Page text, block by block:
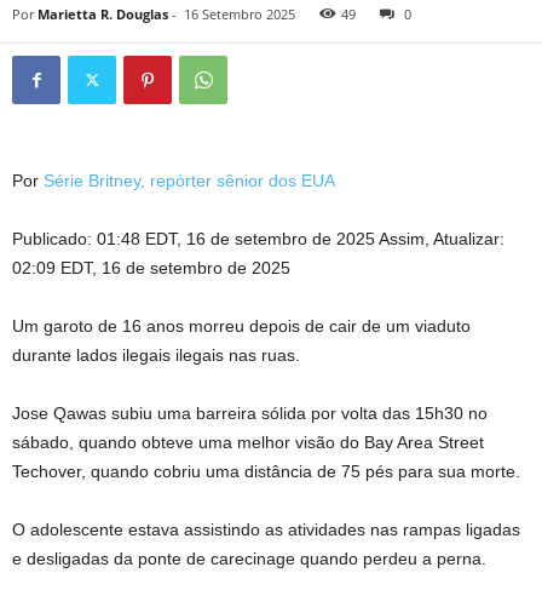
Por Marietta R. Douglas - 16 Setembro 2025 49 0
Por Série Britney, repórter sênior dos EUA
Publicado: 01:48 EDT, 16 de setembro de 2025Assim, Atualizar:
02:09 EDT, 16 de setembro de 2025
Um garoto de 16 anos morreu depois de cair de um viaduto
durante lados ilegais ilegais nas ruas.
Jose Qawas subiu uma barreira sólida por volta das 15h30 no
sábado, quando obteve uma melhor visão do Bay Area Street
Techover, quando cobriu uma distância de 75 pés para sua morte.
O adolescente estava assistindo as atividades nas rampas ligadas
e desligadas da ponte de carecinage quando perdeu a perna.